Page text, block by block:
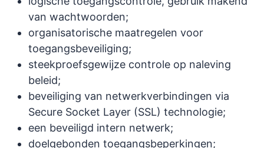
van wachtwoorden;
organisatorische maatregelen voor
toegangsbeveiliging;
steekproefsgewijze controle op naleving
beleid;
beveiliging van netwerkverbindingen via
Secure Socket Layer (SSL) technologie;
een beveiligd intern netwerk;
doelgebonden toegangsbeperkingen;